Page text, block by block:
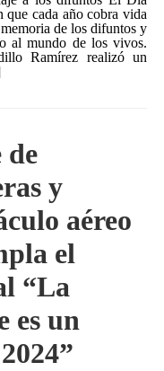
que cada año cobra vida
de los difuntos y
al mundo de los vivos.
Ramírez realizó un
de
y
aéreo
el
“La
es un